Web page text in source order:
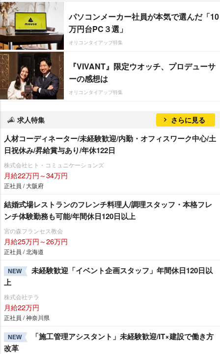
パソコンメーカー社員が本気で選んだ「10
万円台PC３選」
オリコンタイアップ特集
『VIVANT』限定ウオッチ、プロデューサ
ーの感想は
オリコンタイアップ特集
求人特集 さらに見る
人材コーディネーター/未経験歓迎/内勤・オフィスワーク中心/土
日祝休み/昇給賞与あり/年休122日
株式会社ヒト・コミュニケーションズ
月給22万円～34万円
正社員 / 大阪府
結婚式場レストランのフレンチ料理人/調理スタッフ・本格フレ
ンチ体験勤務も可能/年間休日120日以上
宮の森フランセス教会
月給25万円～26万円
正社員 / 北海道
NEW
未経験歓迎「イベント企画スタッフ」年間休日120日以
上
株式会社テラ
月給22万円
正社員 / 神奈川県
NEW
「施工管理アシスタント」未経験歓迎/IT×建設で働き方
改革